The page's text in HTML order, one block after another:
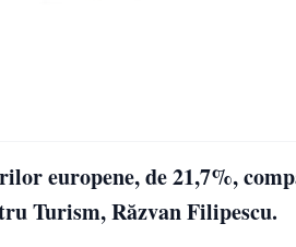
europene, de 21,7%,
Turism, Răzvan Filipescu.